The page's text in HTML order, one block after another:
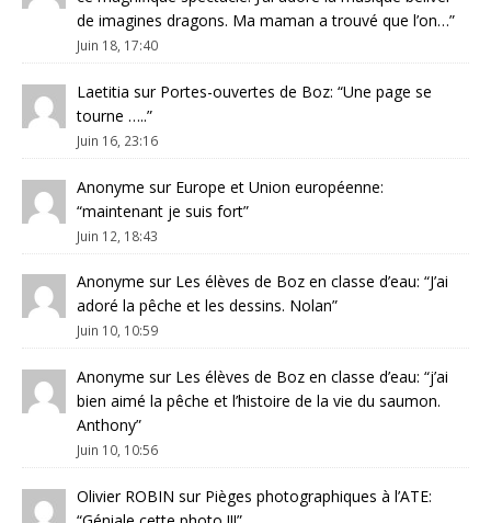
de imagines dragons. Ma maman a trouvé que l’on…”
Juin 18, 17:40
Laetitia sur Portes-ouvertes de Boz: “Une page se
tourne …..”
Juin 16, 23:16
Anonyme sur Europe et Union européenne:
“maintenant je suis fort”
Juin 12, 18:43
Anonyme sur Les élèves de Boz en classe d’eau: “J’ai
adoré la pêche et les dessins. Nolan”
Juin 10, 10:59
Anonyme sur Les élèves de Boz en classe d’eau: “j’ai
bien aimé la pêche et l’histoire de la vie du saumon.
Anthony”
Juin 10, 10:56
Olivier ROBIN sur Pièges photographiques à l’ATE: